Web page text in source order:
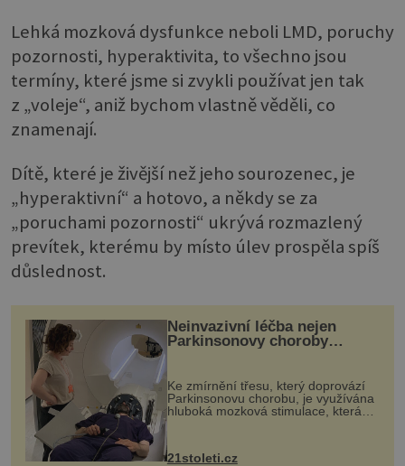
Lehká mozková dysfunkce neboli LMD, poruchy
pozornosti, hyperaktivita, to všechno jsou
termíny, které jsme si zvykli používat jen tak
z „voleje“, aniž bychom vlastně věděli, co
znamenají.
Dítě, které je živější než jeho sourozenec, je
„hyperaktivní“ a hotovo, a někdy se za
„poruchami pozornosti“ ukrývá rozmazlený
prevítek, kterému by místo úlev prospěla spíš
důslednost.
Neinvazivní léčba nejen
Parkinsonovy choroby
Ke zmírnění třesu, který doprovází
Parkinsonovu chorobu, je využívána
hluboká mozková stimulace, která
však vyžaduje vysoce invazivní
k dostatečně přesnému zacílení ...
21stoleti.cz